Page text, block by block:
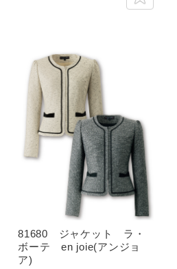
81680 ジャケット ラ・
ボーテ en joie(アンジョ
ア)